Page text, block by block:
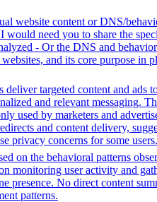
website content or DNS/
need you to share the
- Or the DNS and
and its core purpose in
targeted content and
and relevant messaging.
used by marketers and
and content delivery,
privacy concerns for some users.
on the behavioral patterns
monitoring user activity and
No direct content
patterns.